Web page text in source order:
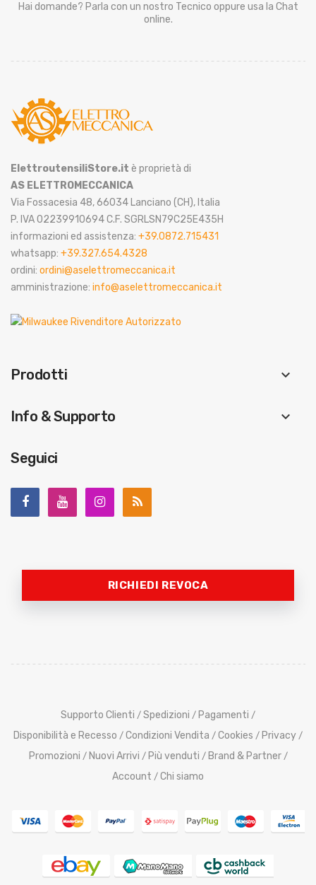
Hai domande? Parla con un nostro Tecnico oppure usa la Chat
online.
ElettroutensiliStore.it è proprietà di
AS ELETTROMECCANICA
Via Fossacesia 48, 66034 Lanciano (CH), Italia
P. IVA 02239910694 C.F. SGRLSN79C25E435H
informazioni ed assistenza: +39.0872.715431
whatsapp: +39.327.654.4328
ordini: ordini@aselettromeccanica.it
amministrazione: info@aselettromeccanica.it
Prodotti keyboard_arrow_down
Info & Supporto keyboard_arrow_down
Seguici
RICHIEDI REVOCA
Supporto Clienti / Spedizioni / Pagamenti /
Disponibilità e Recesso / Condizioni Vendita / Cookies / Privacy /
Promozioni / Nuovi Arrivi / Più venduti / Brand & Partner /
Account / Chi siamo